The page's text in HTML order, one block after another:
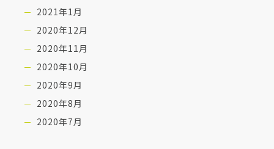
2021年1月
2020年12月
2020年11月
2020年10月
2020年9月
2020年8月
2020年7月